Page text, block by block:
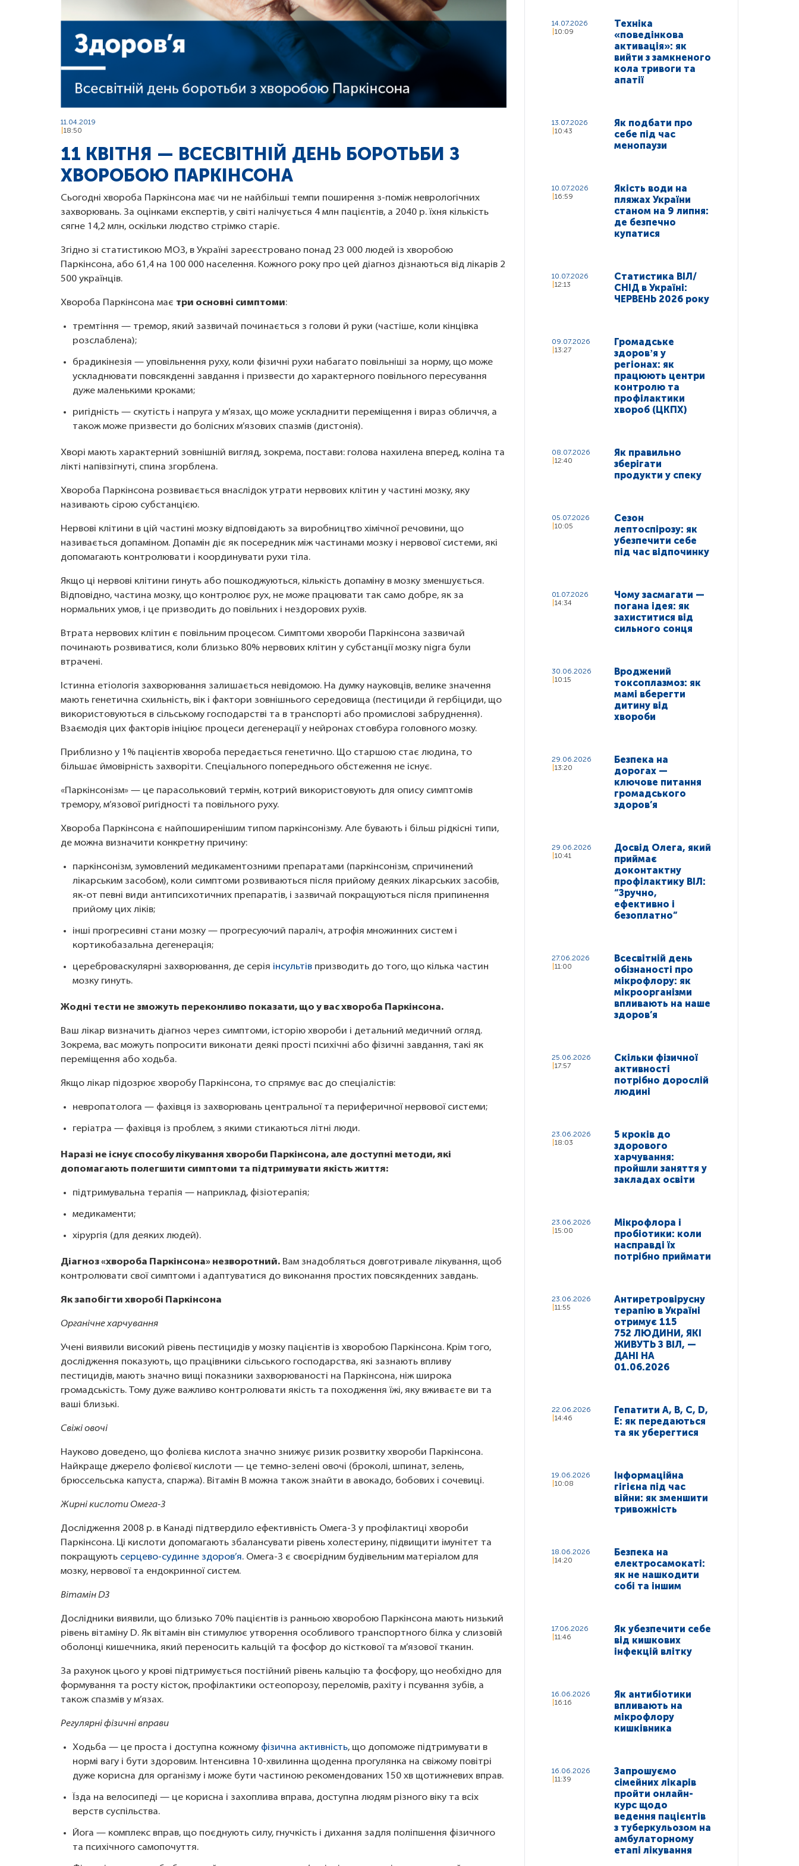
11.04.2019
18:50
11 КВІТНЯ — ВСЕСВІТНІЙ ДЕНЬ БОРОТЬБИ З
ХВОРОБОЮ ПАРКІНСОНА
Сьогодні хвороба Паркінсона має чи не найбільші темпи поширення з-поміж неврологічних
захворювань. За оцінками експертів, у світі налічується 4 млн пацієнтів, а 2040 р. їхня кількість
сягне 14,2 млн, оскільки людство стрімко старіє.
Згідно зі статистикою МОЗ, в Україні зареєстровано понад 23 000 людей із хворобою
Паркінсона, або 61,4 на 100 000 населення. Кожного року про цей діагноз дізнаються від лікарів 2
500 українців.
Хвороба Паркінсона має три основні симптоми:
тремтіння — тремор, який зазвичай починається з голови й руки (частіше, коли кінцівка
розслаблена);
брадикінезія — уповільнення руху, коли фізичні рухи набагато повільніші за норму, що може
ускладнювати повсякденні завдання і призвести до характерного повільного пересування
дуже маленькими кроками;
ригідність — скутість і напруга у м’язах, що може ускладнити переміщення і вираз обличчя, а
також може призвести до болісних м’язових спазмів (дистонія).
Хворі мають характерний зовнішній вигляд, зокрема, постави: голова нахилена вперед, коліна та
лікті напівзігнуті, спина згорблена.
Хвороба Паркінсона розвивається внаслідок утрати нервових клітин у частині мозку, яку
називають сірою субстанцією.
Нервові клітини в цій частині мозку відповідають за виробництво хімічної речовини, що
називається допаміном. Допамін діє як посередник між частинами мозку і нервової системи, які
допомагають контролювати і координувати рухи тіла.
Якщо ці нервові клітини гинуть або пошкоджуються, кількість допаміну в мозку зменшується.
Відповідно, частина мозку, що контролює рух, не може працювати так само добре, як за
нормальних умов, і це призводить до повільних і нездорових рухів.
Втрата нервових клітин є повільним процесом. Симптоми хвороби Паркінсона зазвичай
починають розвиватися, коли близько 80% нервових клітин у субстанції мозку nigra були
втрачені.
Істинна етіологія захворювання залишається невідомою. На думку науковців, велике значення
мають генетична схильність, вік і фактори зовнішнього середовища (пестициди й гербіциди, що
використовуються в сільському господарстві та в транспорті або промислові забруднення).
Взаємодія цих факторів ініціює процеси дегенерації у нейронах стовбура головного мозку.
Приблизно у 1% пацієнтів хвороба передається генетично. Що старшою стає людина, то
більшає ймовірність захворіти. Спеціального попереднього обстеження не існує.
«Паркінсонізм» — це парасольковий термін, котрий використовують для опису симптомів
тремору, м’язової ригідності та повільного руху.
Хвороба Паркінсона є найпоширенішим типом паркінсонізму. Але бувають і більш рідкісні типи,
де можна визначити конкретну причину:
паркінсонізм, зумовлений медикаментозними препаратами (паркінсонізм, спричинений
лікарським засобом), коли симптоми розвиваються після прийому деяких лікарських засобів,
як-от певні види антипсихотичних препаратів, і зазвичай покращуються після припинення
прийому цих ліків;
інші прогресивні стани мозку — прогресуючий параліч, атрофія множинних систем і
кортикобазальна дегенерація;
цереброваскулярні захворювання, де серія інсультів призводить до того, що кілька частин
мозку гинуть.
Жодні тести не зможуть переконливо показати, що у вас хвороба Паркінсона.
Ваш лікар визначить діагноз через симптоми, історію хвороби і детальний медичний огляд.
Зокрема, вас можуть попросити виконати деякі прості психічні або фізичні завдання, такі як
переміщення або ходьба.
Якщо лікар підозрює хворобу Паркінсона, то спрямує вас до спеціалістів:
невропатолога — фахівця із захворювань центральної та периферичної нервової системи;
геріатра — фахівця із проблем, з якими стикаються літні люди.
Наразі не існує способу лікування хвороби Паркінсона, але доступні методи, які
допомагають полегшити симптоми та підтримувати якість життя:
підтримувальна терапія — наприклад, фізіотерапія;
медикаменти;
хірургія (для деяких людей).
Діагноз «хвороба Паркінсона» незворотний. Вам знадобляться довготривале лікування, щоб
контролювати свої симптоми і адаптуватися до виконання простих повсякденних завдань.
Як запобігти хворобі Паркінсона
Органічне харчування
Учені виявили високий рівень пестицидів у мозку пацієнтів із хворобою Паркінсона. Крім того,
дослідження показують, що працівники сільського господарства, які зазнають впливу
пестицидів, мають значно вищі показники захворюваності на Паркінсона, ніж широка
громадськість. Тому дуже важливо контролювати якість та походження їжі, яку вживаєте ви та
ваші близькі.
Свіжі овочі
Науково доведено, що фолієва кислота значно знижує ризик розвитку хвороби Паркінсона.
Найкраще джерело фолієвої кислоти — це темно-зелені овочі (броколі, шпинат, зелень,
брюссельська капуста, спаржа). Вітамін В можна також знайти в авокадо, бобових і сочевиці.
Жирні кислоти Омега-3
Дослідження 2008 р. в Канаді підтвердило ефективність Омега-3 у профілактиці хвороби
Паркінсона. Ці кислоти допомагають збалансувати рівень холестерину, підвищити імунітет та
покращують серцево-судинне здоров’я. Омега-3 є своєрідним будівельним матеріалом для
мозку, нервової та ендокринної систем.
Вітамін D3
Дослідники виявили, що близько 70% пацієнтів із ранньою хворобою Паркінсона мають низький
рівень вітаміну D. Як вітамін він стимулює утворення особливого транспортного білка у слизовій
оболонці кишечника, який переносить кальцій та фоcфор до кісткової та м’язової тканин.
За рахунок цього у крові підтримується постійний рівень кальцію та фосфору, що необхідно для
формування та росту кісток, профілактики остеопорозу, переломів, рахіту і псування зубів, а
також спазмів у м’язах.
Регулярні фізичні вправи
Ходьба — це проста і доступна кожному фізична активність, що допоможе підтримувати в
нормі вагу і бути здоровим. Інтенсивна 10-хвилинна щоденна прогулянка на свіжому повітрі
дуже корисна для організму і може бути частиною рекомендованих 150 хв щотижневих вправ.
Їзда на велосипеді — це корисна і захоплива вправа, доступна людям різного віку та всіх
верств суспільства.
Йога — комплекс вправ, що поєднують силу, гнучкість і дихання задля поліпшення фізичного
та психічного самопочуття.
14.07.2026
10:09
Техніка
«поведінкова
активація»: як
вийти з замкненого
кола тривоги та
апатії
13.07.2026
10:43
Як подбати про
себе під час
менопаузи
10.07.2026
16:59
Якість води на
пляжах України
станом на 9 липня:
де безпечно
купатися
10.07.2026
12:13
Статистика ВІЛ/
СНІД в Україні:
ЧЕРВЕНЬ 2026 року
09.07.2026
13:27
Громадське
здоровʼя у
регіонах: як
працюють центри
контролю та
профілактики
хвороб (ЦКПХ)
08.07.2026
12:40
Як правильно
зберігати
продукти у спеку
05.07.2026
10:05
Сезон
лептоспірозу: як
убезпечити себе
під час відпочинку
01.07.2026
14:34
Чому засмагати —
погана ідея: як
захиститися від
сильного сонця
30.06.2026
10:15
Вроджений
токсоплазмоз: як
мамі вберегти
дитину від
хвороби
29.06.2026
13:20
Безпека на
дорогах —
ключове питання
громадського
здоров’я
29.06.2026
10:41
Досвід Олега, який
приймає
доконтактну
профілактику ВІЛ:
“Зручно,
ефективно і
безоплатно”
27.06.2026
11:00
Всесвітній день
обізнаності про
мікрофлору: як
мікроорганізми
впливають на наше
здоров’я
25.06.2026
17:57
Скільки фізичної
активності
потрібно дорослій
людині
23.06.2026
18:03
5 кроків до
здорового
харчування:
пройшли заняття у
закладах освіти
23.06.2026
15:00
Мікрофлора і
пробіотики: коли
насправді їх
потрібно приймати
23.06.2026
11:55
Антиретровірусну
терапію в Україні
отримує 115
752 ЛЮДИНИ, ЯКІ
ЖИВУТЬ З ВІЛ, —
ДАНІ НА
01.06.2026
22.06.2026
14:46
Гепатити A, B, C, D,
E: як передаються
та як уберегтися
19.06.2026
10:08
Інформаційна
гігієна під час
війни: як зменшити
тривожність
18.06.2026
14:20
Безпека на
електросамокаті:
як не нашкодити
собі та іншим
17.06.2026
11:46
Як убезпечити себе
від кишкових
інфекцій влітку
16.06.2026
16:16
Як антибіотики
впливають на
мікрофлору
кишківника
16.06.2026
11:39
Запрошуємо
сімейних лікарів
пройти онлайн-
курс щодо
ведення пацієнтів
з туберкульозом на
амбулаторному
етапі лікування